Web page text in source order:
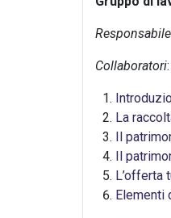
Collaboratori
La
Il
Il
L’offerta
Elementi